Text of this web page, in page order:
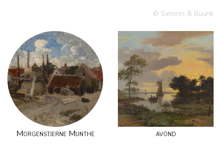
© Simonis & Buunk
Morgenstjerne Munthe avond